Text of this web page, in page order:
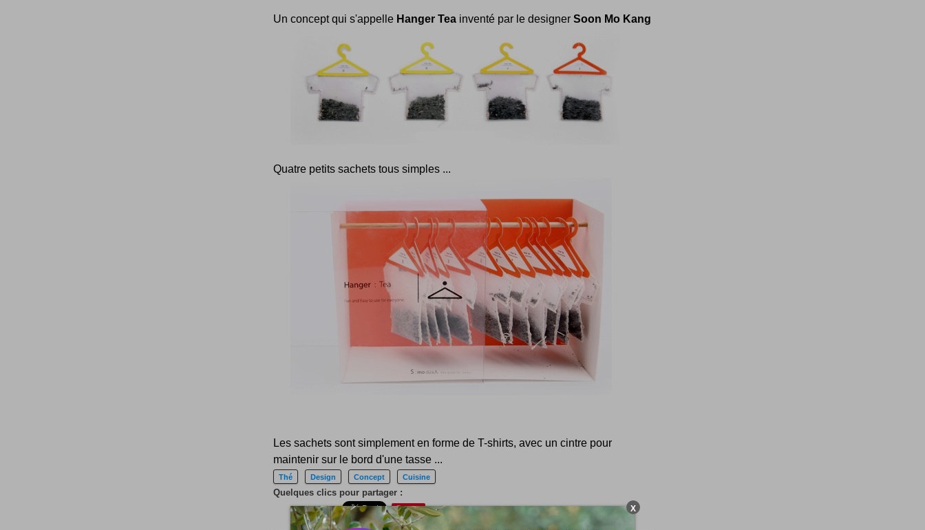
Un concept qui s'appelle Hanger Tea inventé par le designer Soon Mo Kang
Quatre petits sachets tous simples ...
Les sachets sont simplement en forme de T-shirts, avec un cintre pour
maintenir sur le bord d'une tasse ...
Thé Design Concept Cuisine
Quelques clics pour partager :
Save
X